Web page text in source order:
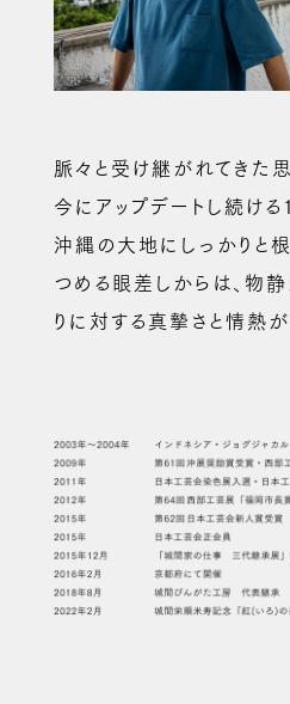
脈々と受け継がれてきた
今にアップデートし続け
沖縄の大地にしっかりと
つめる眼差しからは、物静
りに対する真摯さと情熱が